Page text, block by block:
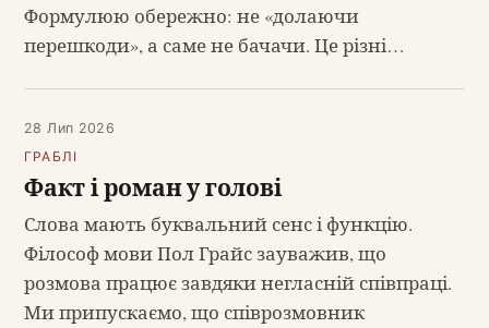
Формулюю обережно: не «долаючи
перешкоди», а саме не бачачи. Це різні…
28 Лип 2026
ГРАБЛІ
Факт і роман у голові
Слова мають буквальний сенс і функцію.
Філософ мови Пол Грайс зауважив, що
розмова працює завдяки негласній співпраці.
Ми припускаємо, що співрозмовник